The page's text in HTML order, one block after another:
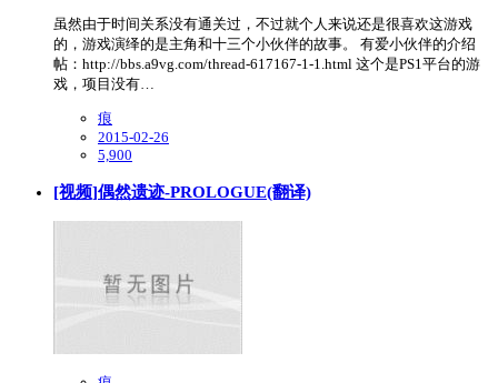
虽然由于时间关系没有通关过，不过就个人来说还是很喜欢这游戏
的，游戏演绎的是主角和十三个小伙伴的故事。 有爱小伙伴的介绍
帖：http://bbs.a9vg.com/thread-617167-1-1.html 这个是PS1平台的游
戏，项目没有…
痕
2015-02-26
5,900
[视频]偶然遗迹-PROLOGUE(翻译)